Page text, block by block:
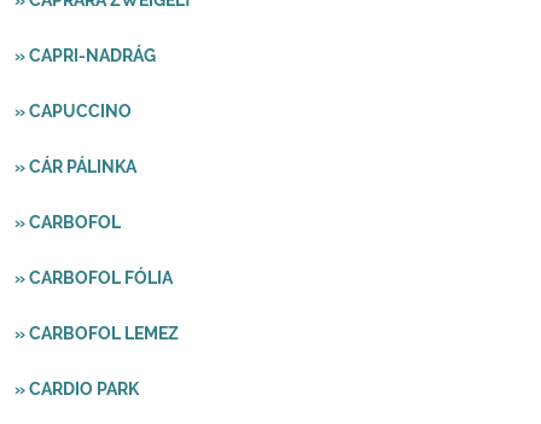
» CAPRI-NADRÁG
» CAPUCCINO
» CÁR PÁLINKA
» CARBOFOL
» CARBOFOL FÓLIA
» CARBOFOL LEMEZ
» CARDIO PARK